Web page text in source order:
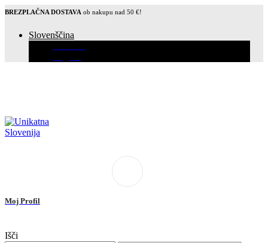
BREZPLAČNA DOSTAVA ob nakupu nad 50 €!
Slovenščina
Moj Profil
Išči